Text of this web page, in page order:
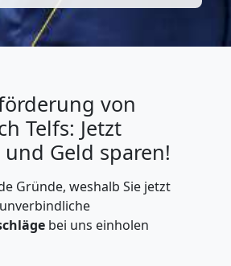
von
Telfs: Jetzt
Geld sparen!
Gründe, weshalb Sie jetzt
bei uns einholen